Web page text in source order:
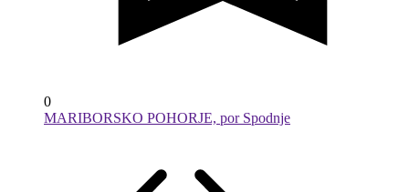
0
MARIBORSKO POHORJE, por Spodnje